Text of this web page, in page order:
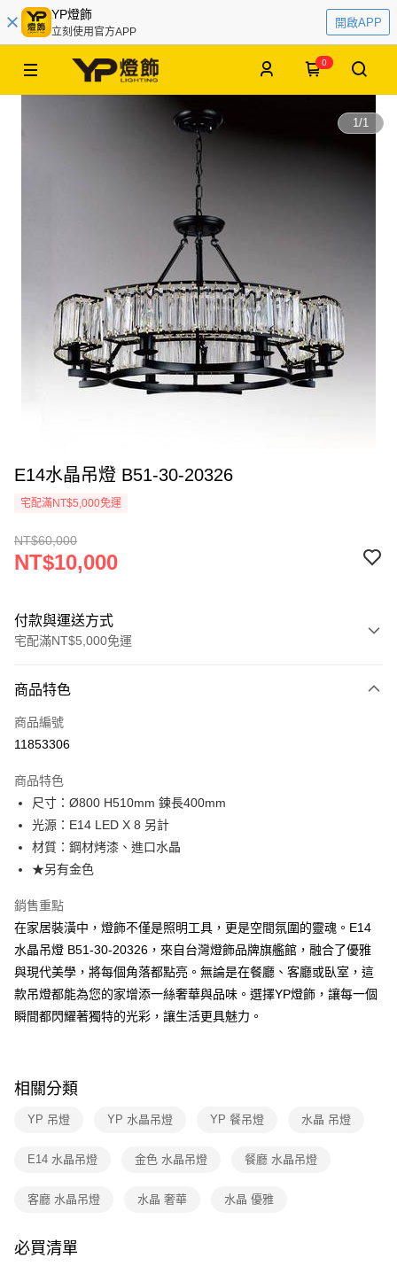
YP燈飾
立刻使用官方APP
開啟APP
0
1/1
E14水晶吊燈 B51-30-20326
宅配滿NT$5,000免運
NT$60,000
NT$10,000
付款與運送方式
宅配滿NT$5,000免運
信用卡一次付款
LINE Pay
街口支付
悠遊付
Google Pay
全盈+PAY
AFTEE先享後付
相關說明
【關於「AFTEE先享後付」】
AFTEE先享後付是「在收到商品之後才付款」的支付方式。 讓您購物簡單
便利好安心！
１．簡單：不需註冊會員、不需綁卡、不需儲值。
【「AFTEE先享後付」結帳流程】
１．於結帳方式選擇「AFTEE先享後付」後，將跳轉至「AFTEE先享後付」
結帳頁面，進行簡訊認證並確認金額後，即可完成結帳。
ATM／網路銀行／等多元方式進行付款，方視為交易完成。
購買商品的店家。未經商家同意取消之訂單仍視為有效，需透過AFTEE先享
是否繳費成功／繳費後需取消欲退款等相關疑問，請聯繫「AFTEE先享後付
客戶支援中心」
每筆NT$180，滿NT$5,000(含以上)免運費
商品特色
商品編號
11853306
商品特色
尺寸：Ø800 H510mm 鍊長400mm
光源：E14 LED X 8 另計
材質：鋼材烤漆、進口水晶
★另有金色
銷售重點
在家居裝潢中，燈飾不僅是照明工具，更是空間氛圍的靈魂。E14
水晶吊燈 B51-30-20326，來自台灣燈飾品牌旗艦館，融合了優雅
與現代美學，將每個角落都點亮。無論是在餐廳、客廳或臥室，這
款吊燈都能為您的家增添一絲奢華與品味。選擇YP燈飾，讓每一個
瞬間都閃耀著獨特的光彩，讓生活更具魅力。
相關分類
YP 吊燈 YP 水晶吊燈 YP 餐吊燈 水晶 吊燈
E14 水晶吊燈 金色 水晶吊燈 餐廳 水晶吊燈
客廳 水晶吊燈 水晶 奢華 水晶 優雅
必買清單